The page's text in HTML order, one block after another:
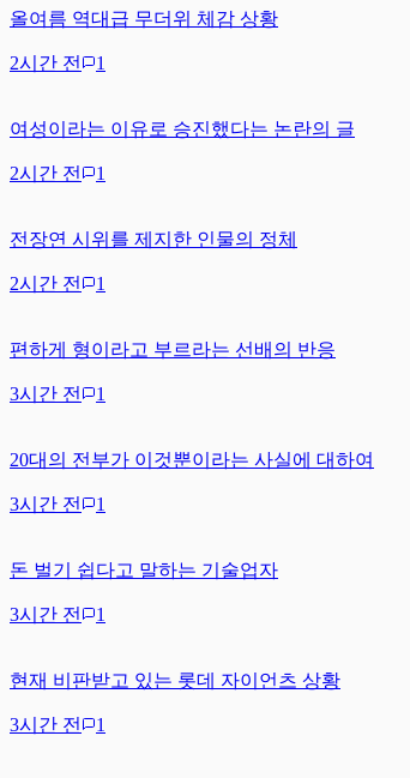
올여름 역대급 무더위 체감 상황
2시간 전 1
여성이라는 이유로 승진했다는 논란의 글
2시간 전 1
전장연 시위를 제지한 인물의 정체
2시간 전 1
편하게 형이라고 부르라는 선배의 반응
3시간 전 1
20대의 전부가 이것뿐이라는 사실에 대하여
3시간 전 1
돈 벌기 쉽다고 말하는 기술업자
3시간 전 1
현재 비판받고 있는 롯데 자이언츠 상황
3시간 전 1